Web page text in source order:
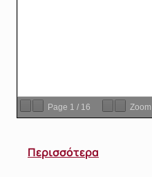
Page1
Περισσότερα